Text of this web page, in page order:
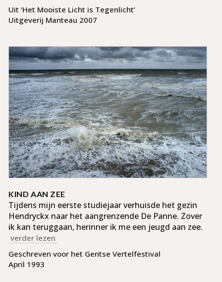
Uit ‘Het Mooiste Licht is Tegenlicht’
Uitgeverij Manteau 2007
KIND AAN ZEE
Tijdens mijn eerste studie­jaar ver­huisde het gezin
Hendryckx naar het aan­grenzende De Panne. Zover
ik kan terug­gaan, her­inner ik me een jeugd aan zee.
verder lezen
Geschreven voor het Gentse Vertelfestival
April 1993